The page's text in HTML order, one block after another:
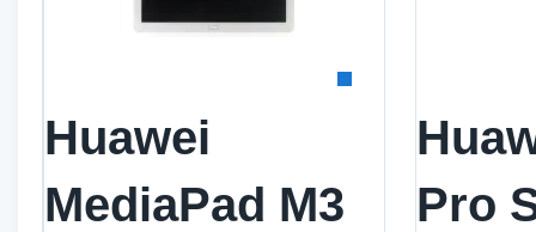
Huawei
MediaPad M3
Pro